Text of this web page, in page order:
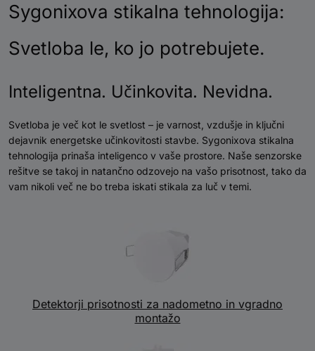
Sygonixova stikalna tehnologija:
Svetloba le, ko jo potrebujete.
Inteligentna. Učinkovita. Nevidna.
Svetloba je več kot le svetlost – je varnost, vzdušje in ključni
dejavnik energetske učinkovitosti stavbe. Sygonixova stikalna
tehnologija prinaša inteligenco v vaše prostore. Naše senzorske
rešitve se takoj in natančno odzovejo na vašo prisotnost, tako da
vam nikoli več ne bo treba iskati stikala za luč v temi.
Detektorji prisotnosti za nadometno in vgradno
montažo